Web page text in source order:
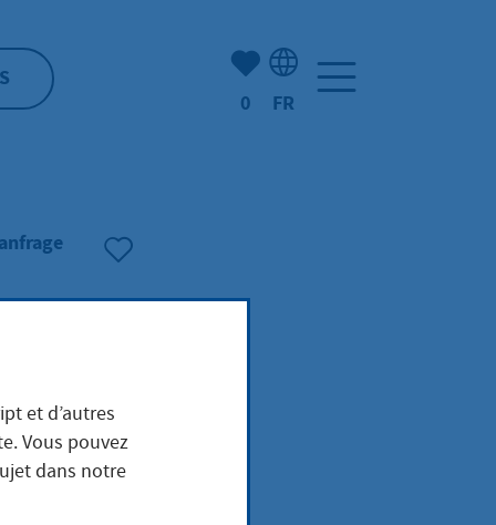
Nombre d'éléments mis en
0 FR
et d’autres
Vous pouvez
dans notre